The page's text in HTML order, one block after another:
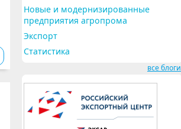
Новые и модернизированные
предприятия агропрома
Экспорт
Статистика
все блоги